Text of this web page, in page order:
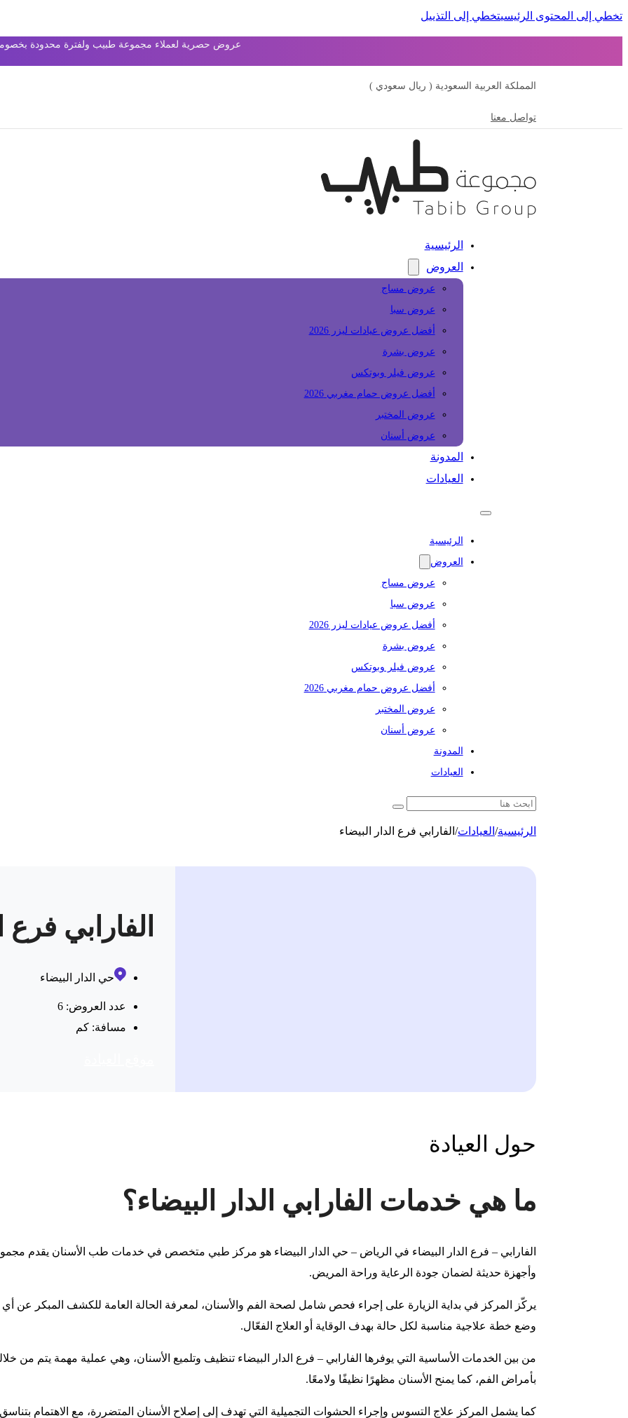
تخطي إلى المحتوى الرئيسيتخطي إلى التذييل
عروض حصرية لعملاء مجموعة طبيب ولفترة محدودة بخصومات
المملكة العربية السعودية ( ريال سعودي )
تواصل معنا
الرئيسية
العروض
عروض مساج
عروض سبا
أفضل عروض عيادات ليزر 2026
عروض بشرة
عروض فيلر وبوتكس
أفضل عروض حمام مغربي 2026
عروض المختبر
عروض أسنان
المدونة
العيادات
الرئيسية
العروض
عروض مساج
عروض سبا
أفضل عروض عيادات ليزر 2026
عروض بشرة
عروض فيلر وبوتكس
أفضل عروض حمام مغربي 2026
عروض المختبر
عروض أسنان
المدونة
العيادات
الرئيسية/ العيادات/ الفارابي فرع الدار البيضاء
الفارابي فرع
حي الدار البيضاء
عدد العروض: 6
مسافة:كم
حول العيادة
ما هي خدمات الفارابي الدار البيضاء؟
الفارابي – فرع الدار البيضاء في الرياض – حي الدار البيضاء هو مركز طبي متخصص في خدمات طب الأسنان يقدم
وأجهزة حديثة لضمان جودة الرعاية وراحة المريض.
يركّز المركز في بداية الزيارة على إجراء فحص شامل لصحة الفم والأسنان، لمعرفة الحالة العامة للكشف المبكر عن
وضع خطة علاجية مناسبة لكل حالة بهدف الوقاية أو العلاج الفعّال.
من بين الخدمات الأساسية التي يوفرها الفارابي – فرع الدار البيضاء تنظيف وتلميع الأسنان، وهي عملية مهمة يتم من
بأمراض الفم، كما يمنح الأسنان مظهرًا نظيفًا ولامعًا.
كما يشمل المركز علاج التسوس وإجراء الحشوات التجميلية التي تهدف إلى إصلاح الأسنان المتضررة، مع الاهتمام